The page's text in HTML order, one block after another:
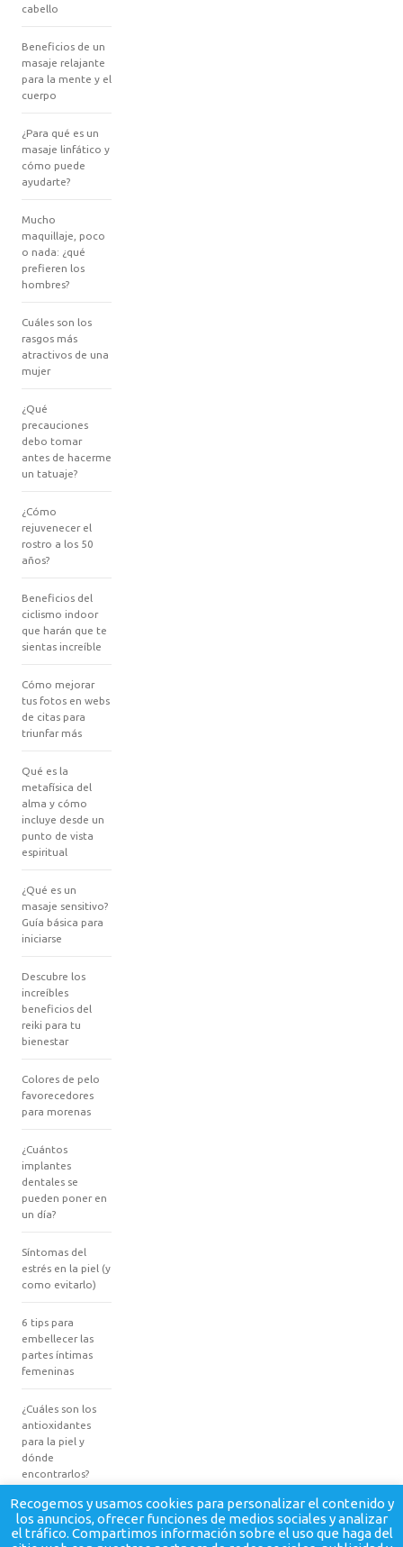
cabello
Beneficios de un
masaje relajante
para la mente y el
cuerpo
¿Para qué es un
masaje linfático y
cómo puede
ayudarte?
Mucho
maquillaje, poco
o nada: ¿qué
prefieren los
hombres?
Cuáles son los
rasgos más
atractivos de una
mujer
¿Qué
precauciones
debo tomar
antes de hacerme
un tatuaje?
¿Cómo
rejuvenecer el
rostro a los 50
años?
Beneficios del
ciclismo indoor
que harán que te
sientas increíble
Cómo mejorar
tus fotos en webs
de citas para
triunfar más
Qué es la
metafísica del
alma y cómo
incluye desde un
punto de vista
espiritual
¿Qué es un
masaje sensitivo?
Guía básica para
iniciarse
Descubre los
increíbles
beneficios del
reiki para tu
bienestar
Colores de pelo
favorecedores
para morenas
¿Cuántos
implantes
dentales se
pueden poner en
un día?
Síntomas del
estrés en la piel (y
como evitarlo)
6 tips para
embellecer las
partes íntimas
femeninas
¿Cuáles son los
antioxidantes
para la piel y
dónde
encontrarlos?
Recogemos y usamos cookies para personalizar el contenido y
los anuncios, ofrecer funciones de medios sociales y analizar
el tráfico. Compartimos información sobre el uso que haga del